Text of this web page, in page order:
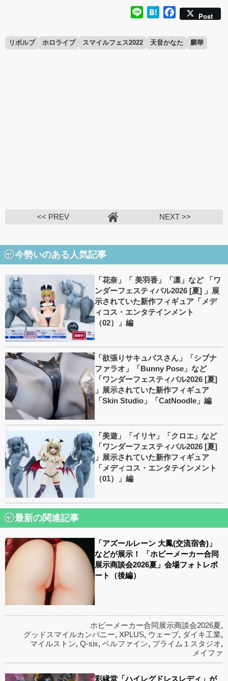
Line HatenaFacebook
Post
リボルブ ホロライブ スマイルフェス2022 天音かなた 麟華
<< PREV NEXT >>
今勢いのある人気記事
「花奈」「 美羽香」「凛」など 「ワ
ンダーフェスティバル2026 [夏] 」展
示されていた新作フィギュア「メデ
ィコス・エンタテインメント
（02）」編
「欲張りサキュバスさん」「シブナ
ファラオ」「Bunny Pose」など
「ワンダーフェスティバル2026 [夏]
」展示されていた新作フィギュア
「Skin Studio」「CatNoodle」編
「美遊」「イリヤ」「クロエ」など
「ワンダーフェスティバル2026 [夏]
」展示されていた新作フィギュア
「メディコス・エンタテインメント
（01）」編
最新の関連記事
「アズールレーン 大鳳(交流宿舎)」
などが展示！ 「ホビーメーカー合同
展示商談会2026夏」会場フォトレポ
ート（後編）
ホビーメーカー合同展示商談会2026夏,
グッドスマイルカンパニー, XPLUS, ウェーブ, ダイキ工業,
マイルストン, Q-six, ベルファイン, プライム１スタジオ,
メイファ
彩縁堂「ハイレグドレスレディ」が